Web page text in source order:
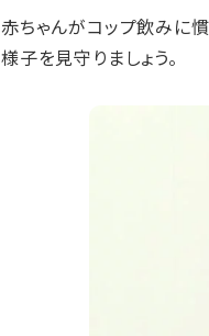
赤ちゃんがコップ飲みに
様子を見守りましょう。